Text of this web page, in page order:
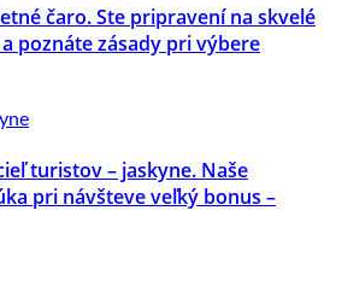
čaro. Ste pripravení na skvelé
poznáte zásady pri výbere
turistov – jaskyne. Naše
pri návšteve veľký bonus –